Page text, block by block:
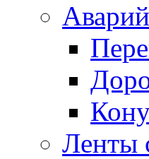
Ленты